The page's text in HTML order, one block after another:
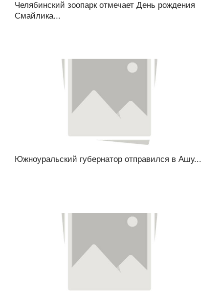
Челябинский зоопарк отмечает День рождения
Смайлика...
Южноуральский губернатор отправился в Ашу...